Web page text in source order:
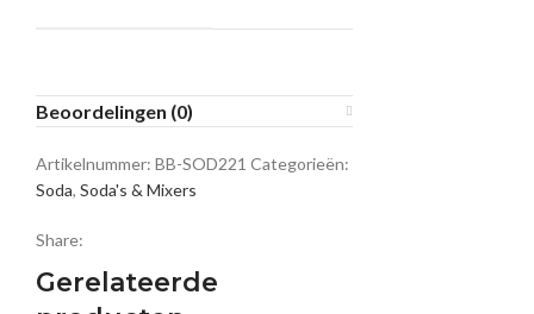
Beoordelingen (0)
Artikelnummer: BB-SOD221 Categorieën:
Soda, Soda's & Mixers
Share:
Gerelateerde